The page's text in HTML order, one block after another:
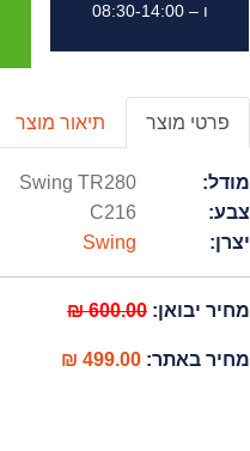
ו – 08:30-14:00
פרטי מוצר תיאור מוצר
מודל:
Swing TR280
צבע:
C216
יצרן:
Swing
מחיר יבואן: 600.00 ₪
מחיר באתר: 499.00 ₪